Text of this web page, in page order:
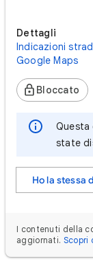
Dettagli
Indicazioni
Google Maps
Bloccato
Questa
state
Ho la stessa
I contenuti della
aggiornati. Scopri